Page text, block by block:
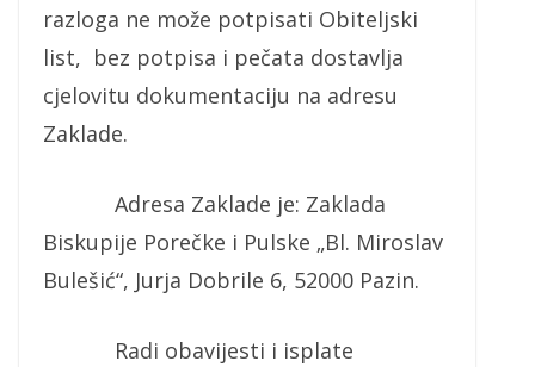
razloga ne može potpisati Obiteljski
list, bez potpisa i pečata dostavlja
cjelovitu dokumentaciju na adresu
Zaklade.
Adresa Zaklade je: Zaklada
Biskupije Porečke i Pulske „Bl. Miroslav
Bulešić“, Jurja Dobrile 6, 52000 Pazin.
Radi obavijesti i isplate